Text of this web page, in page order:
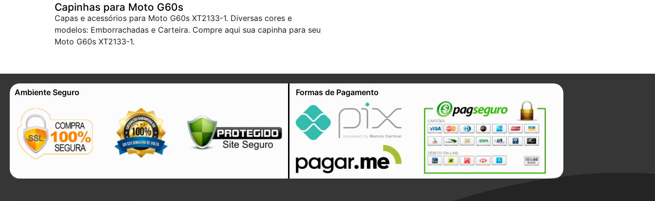
Capinhas para Moto G60s
Capas e acessórios para Moto G60s XT2133-1. Diversas cores e
modelos: Emborrachadas e Carteira. Compre aqui sua capinha para seu
Moto G60s XT2133-1.
Ambiente Seguro Formas de Pagamento